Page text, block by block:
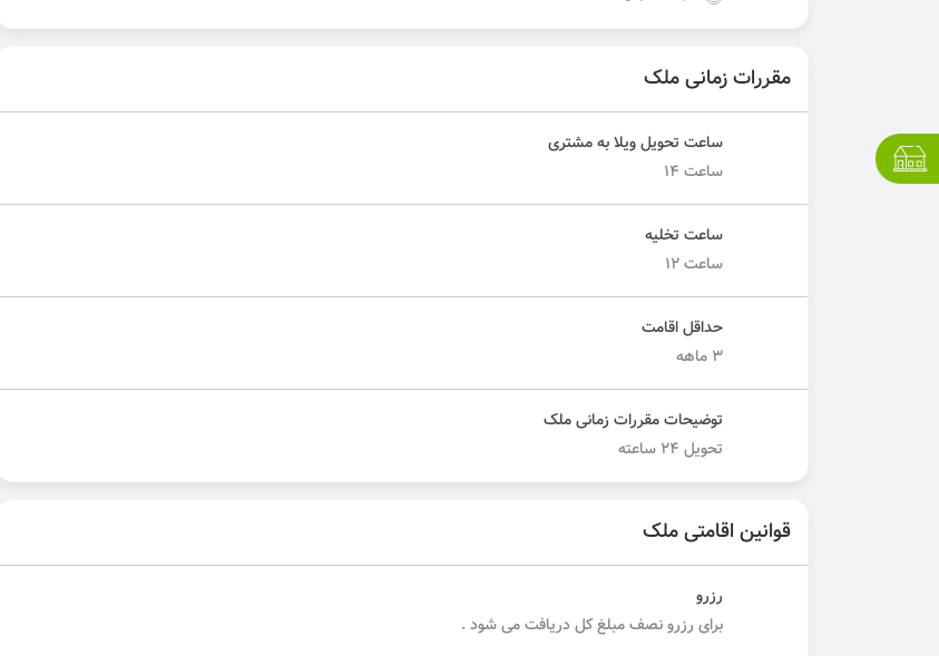
مقررات زمانی ملک
ساعت تحویل ویلا به مشتری
ساعت ١٤
ساعت تخلیه
ساعت ١٢
حداقل اقامت
٣ ماهه
توضیحات مقررات زمانی ملک
تحويل ٢٤ ساعته
قوانین اقامتی ملک
رزرو
برای رزرو نصف مبلغ کل دریافت می شود .